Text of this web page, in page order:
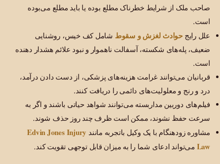
صاحب ملک از شرایط خطرناک مطلع بوده یا باید مطلع می‌بوده
است.
علل رایج حوادث لغزش و سقوط شامل کف خیس، روشنایی
ضعیف، پله‌های شکسته، آسفالت ناهموار و نبود علائم هشدار دهنده
است.
قربانیان می‌توانند غرامت هزینه‌های پزشکی، از دست دادن درآمد،
درد و رنج و معلولیت‌های دائمی را دریافت کنند.
فیلم‌های دوربین مداربسته می‌توانند شواهد حیاتی باشند و اگر به
سرعت حفظ نشوند، ممکن است ظرف چند روز حذف شوند.
مشاوره زودهنگام با یک وکیل باتجربه مانند Edvin Jones Injury
Law می‌تواند ادعای شما را به میزان قابل توجهی تقویت کند.